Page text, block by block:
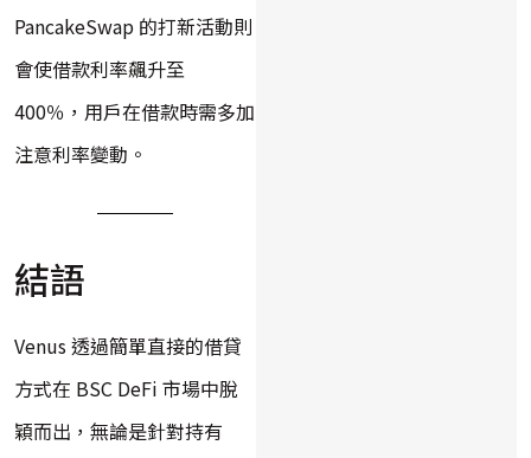
PancakeSwap 的打新活動則
會使借款利率飆升至
400％，用戶在借款時需多加
注意利率變動。
結語
Venus 透過簡單直接的借貸
方式在 BSC DeFi 市場中脫
穎而出，無論是針對持有